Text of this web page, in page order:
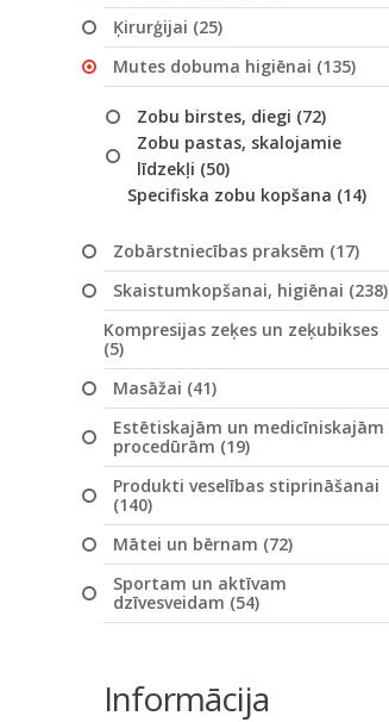
Ķirurģijai (25)
Mutes dobuma higiēnai (135)
Zobu birstes, diegi (72)
Zobu pastas, skalojamie
līdzekļi (50)
Specifiska zobu kopšana (14)
Zobārstniecības praksēm (17)
Skaistumkopšanai, higiēnai (238)
Kompresijas zeķes un zeķubikses
(5)
Masāžai (41)
Estētiskajām un medicīniskajām
procedūrām (19)
Produkti veselības stiprināšanai
(140)
Mātei un bērnam (72)
Sportam un aktīvam
dzīvesveidam (54)
Informācija